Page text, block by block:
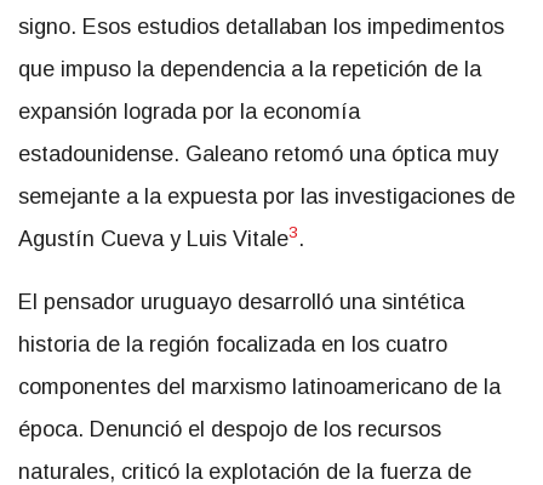
signo. Esos estudios detallaban los impedimentos
que impuso la dependencia a la repetición de la
expansión lograda por la economía
estadounidense. Galeano retomó una óptica muy
semejante a la expuesta por las investigaciones de
Agustín Cueva y Luis Vitale3 .
El pensador uruguayo desarrolló una sintética
historia de la región focalizada en los cuatro
componentes del marxismo latinoamericano de la
época. Denunció el despojo de los recursos
naturales, criticó la explotación de la fuerza de